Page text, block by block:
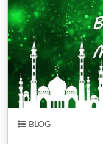
BLOG